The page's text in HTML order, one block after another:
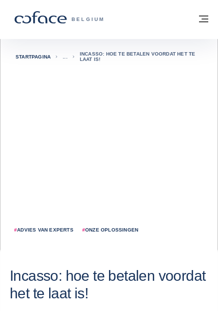
COFACE, FOR TRADE - GROEP
BELGIUM
Terug naar startpagina
#ADVIES VAN EXPERTS #ONZE OPLOSSINGEN
STARTPAGINA
INCASSO: HOE TE BETALEN VOORDAT HET TE
LAAT IS!
Incasso: hoe te betalen voordat
het te laat is!